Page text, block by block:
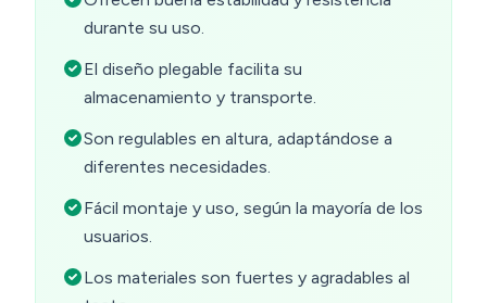
durante su uso.
El diseño plegable facilita su
almacenamiento y transporte.
Son regulables en altura, adaptándose a
diferentes necesidades.
Fácil montaje y uso, según la mayoría de los
usuarios.
Los materiales son fuertes y agradables al